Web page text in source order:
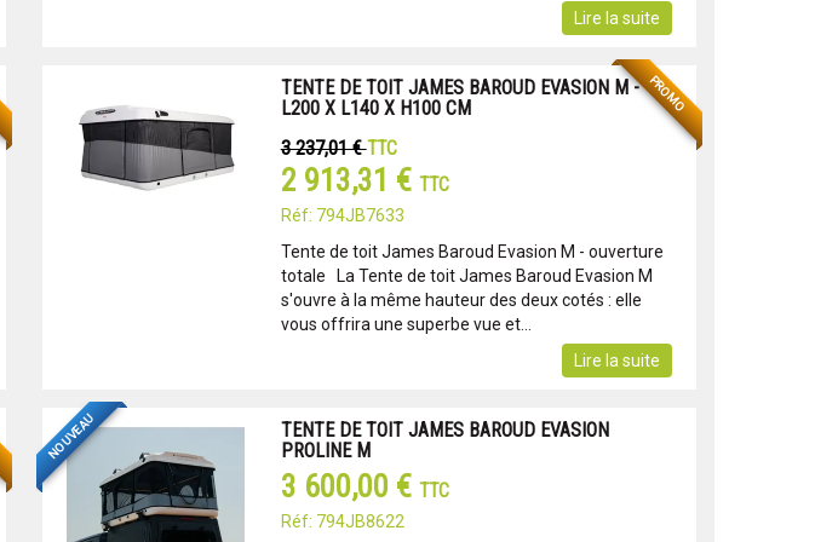
Lire la suite
PROMO
TENTE DE TOIT JAMES BAROUD EVASION M -
L200 X L140 X H100 CM
3 237,01 €TTC
2 913,31 € TTC
Réf: 794JB7633
Tente de toit James Baroud Evasion M - ouverture
totale La Tente de toit James Baroud Evasion M
s'ouvre à la même hauteur des deux cotés : elle
vous offrira une superbe vue et...
Lire la suite
NOUVEAU
TENTE DE TOIT JAMES BAROUD EVASION
PROLINE M
3 600,00 € TTC
Réf: 794JB8622